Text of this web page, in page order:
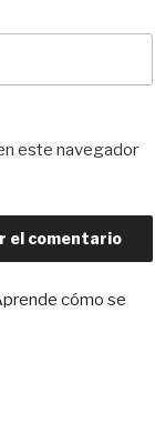
este navegador
cómo se